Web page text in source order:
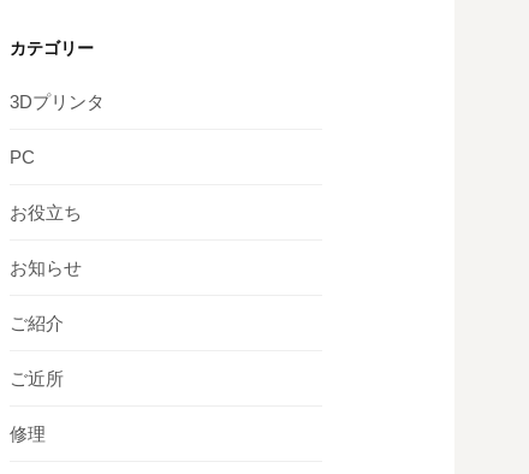
カテゴリー
3Dプリンタ
PC
お役立ち
お知らせ
ご紹介
ご近所
修理